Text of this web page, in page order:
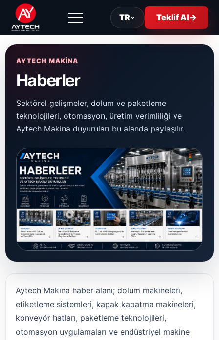
TR⌄ Teklif Al→
AYTECH MAKİNA
Haberler
Sektörel gelişmeler, dolum ve paketleme
teknolojileri, otomasyon, üretim verimliliği ve
Aytech Makina duyuruları bu alanda paylaşılır.
Aytech Makina haber alanı; dolum makineleri,
etiketleme sistemleri, kapak kapatma makineleri,
konveyör hatları, paketleme teknolojileri,
otomasyon uygulamaları ve endüstriyel makine